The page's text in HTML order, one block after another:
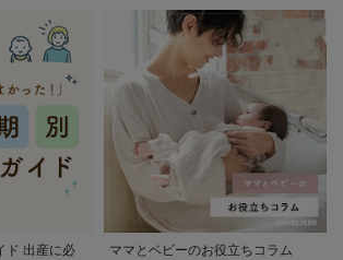
ド 出産に必
ママとベビーのお役立ちコラム